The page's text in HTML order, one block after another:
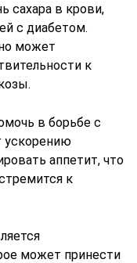
сахара в крови,
с диабетом.
может
к
в борьбе с
ускорению
аппетит, что
к
может принести